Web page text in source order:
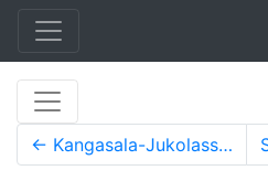
← Kangasala-Jukolassa parannettiin lähtönumeroita